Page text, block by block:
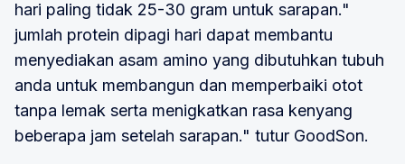
hari paling tidak 25-30 gram untuk sarapan."
jumlah protein dipagi hari dapat membantu
menyediakan asam amino yang dibutuhkan tubuh
anda untuk membangun dan memperbaiki otot
tanpa lemak serta menigkatkan rasa kenyang
beberapa jam setelah sarapan." tutur GoodSon.